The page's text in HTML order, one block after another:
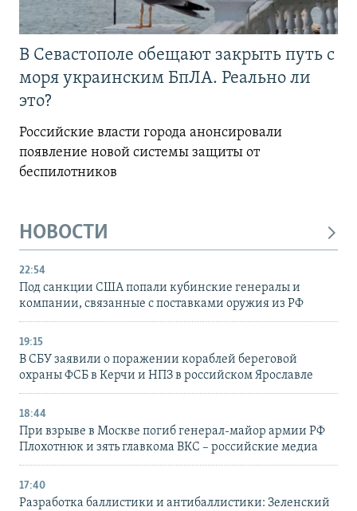
В Севастополе обещают закрыть путь с
моря украинским БпЛА. Реально ли
это?
Российские власти города анонсировали
появление новой системы защиты от
беспилотников
НОВОСТИ
22:54
Под санкции США попали кубинские генералы и
компании, связанные с поставками оружия из РФ
19:15
В СБУ заявили о поражении кораблей береговой
охраны ФСБ в Керчи и НПЗ в российском Ярославле
18:44
При взрыве в Москве погиб генерал-майор армии РФ
Плохотнюк и зять главкома ВКС – российские медиа
17:40
Разработка баллистики и антибаллистики: Зеленский